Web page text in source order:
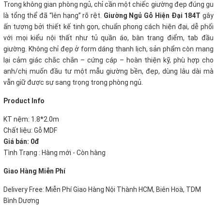
Trong không gian phòng ngủ, chỉ cần một chiếc giường đẹp đúng gu
là tổng thể đã “lên hạng” rõ rệt. Giường Ngủ Gỗ Hiện Đại 184T gây
ấn tượng bởi thiết kế tinh gọn, chuẩn phong cách hiện đại, dễ phối
với mọi kiểu nội thất như tủ quần áo, bàn trang điểm, tab đầu
giường. Không chỉ đẹp ở form dáng thanh lịch, sản phẩm còn mang
lại cảm giác chắc chắn – cứng cáp – hoàn thiện kỹ, phù hợp cho
anh/chị muốn đầu tư một mẫu giường bền, đẹp, dùng lâu dài mà
vẫn giữ được sự sang trọng trong phòng ngủ.
Product Info
KT nệm: 1.8*2.0m
Chất liệu: Gỗ MDF
Giá bán: 0đ
Tình Trạng : Hàng mới - Còn hàng
Giao Hàng Miễn Phí
Delivery Free: Miễn Phí Giao Hàng Nội Thành HCM, Biên Hoà, TDM
Bình Dương